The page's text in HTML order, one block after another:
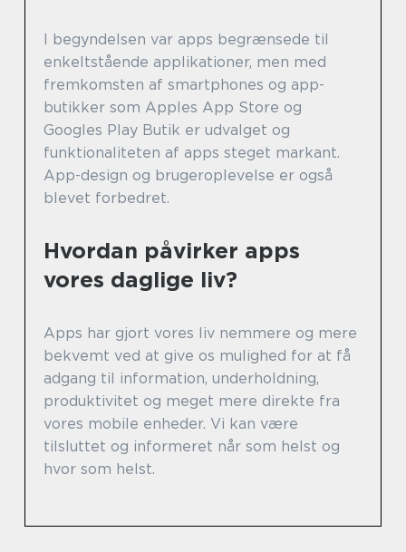
I begyndelsen var apps begrænsede til
enkeltstående applikationer, men med
fremkomsten af smartphones og app-
butikker som Apples App Store og
Googles Play Butik er udvalget og
funktionaliteten af apps steget markant.
App-design og brugeroplevelse er også
blevet forbedret.
Hvordan påvirker apps
vores daglige liv?
Apps har gjort vores liv nemmere og mere
bekvemt ved at give os mulighed for at få
adgang til information, underholdning,
produktivitet og meget mere direkte fra
vores mobile enheder. Vi kan være
tilsluttet og informeret når som helst og
hvor som helst.